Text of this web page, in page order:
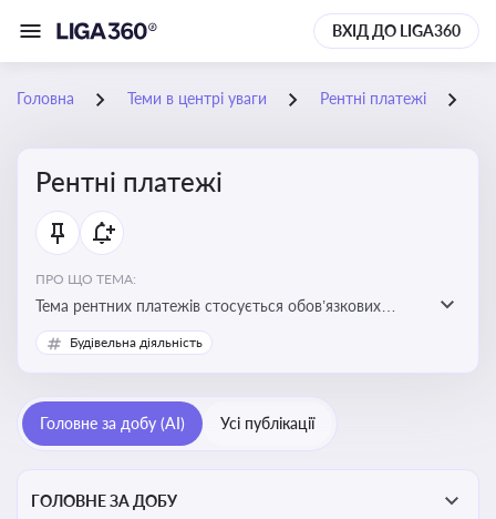
ВХІД ДО LIGA360
Головна Теми в центрі уваги Рентні платежі
Рентні платежі
ПРО ЩО ТЕМА:
Тема рентних платежів стосується обов’язкових
податкових зборів, які сплачуються за користування
природними ресурсами — надрами, водою, лісами
Будівельна діяльність
Головне за добу (AI) Усі публікації
ГОЛОВНЕ ЗА ДОБУ